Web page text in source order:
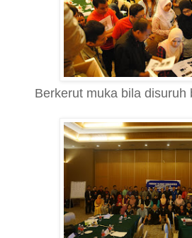
Berkerut muka bila disuruh